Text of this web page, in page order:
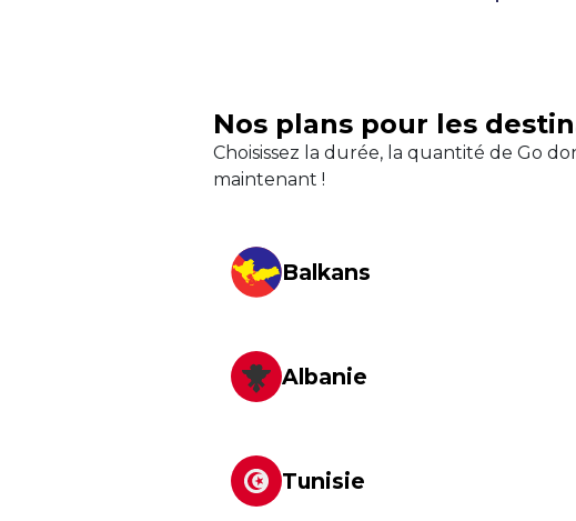
Nos plans pour les
Choisissez la durée, la quantité de Go
maintenant !
Balkans
Albanie
Tunisie